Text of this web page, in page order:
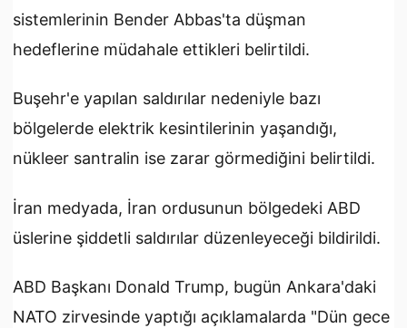
sistemlerinin Bender Abbas'ta düşman
hedeflerine müdahale ettikleri belirtildi.
Buşehr'e yapılan saldırılar nedeniyle bazı
bölgelerde elektrik kesintilerinin yaşandığı,
nükleer santralin ise zarar görmediğini belirtildi.
İran medyada, İran ordusunun bölgedeki ABD
üslerine şiddetli saldırılar düzenleyeceği bildirildi.
ABD Başkanı Donald Trump, bugün Ankara'daki
NATO zirvesinde yaptığı açıklamalarda "Dün gece